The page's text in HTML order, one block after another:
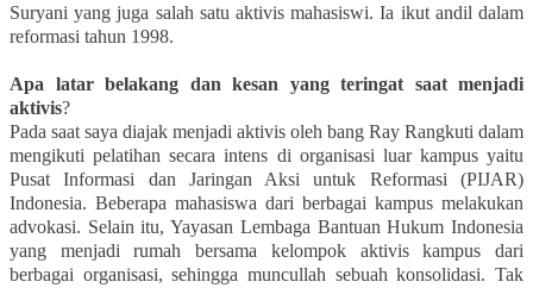
Suryani yang juga salah satu aktivis mahasiswi. Ia ikut andil dalam
reformasi tahun 1998.
Apa latar belakang dan kesan yang teringat saat menjadi
aktivis?
Pada saat saya diajak menjadi aktivis oleh bang Ray Rangkuti dalam
mengikuti pelatihan secara intens di organisasi luar kampus yaitu
Pusat Informasi dan Jaringan Aksi untuk Reformasi (PIJAR)
Indonesia. Beberapa mahasiswa dari berbagai kampus melakukan
advokasi. Selain itu, Yayasan Lembaga Bantuan Hukum Indonesia
yang menjadi rumah bersama kelompok aktivis kampus dari
berbagai organisasi, sehingga muncullah sebuah konsolidasi. Tak